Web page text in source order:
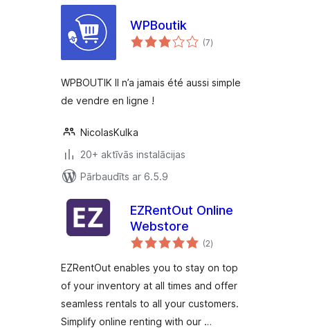
WPBoutik
(7vērtējumu
kopsumma
)
WPBOUTIK Il n’a jamais été aussi simple
de vendre en ligne !
NicolasKulka
20+ aktīvās instalācijas
Pārbaudīts ar 6.5.9
EZRentOut Online
Webstore
(2vērtējumu
kopsumma
)
EZRentOut enables you to stay on top
of your inventory at all times and offer
seamless rentals to all your customers.
Simplify online renting with our …